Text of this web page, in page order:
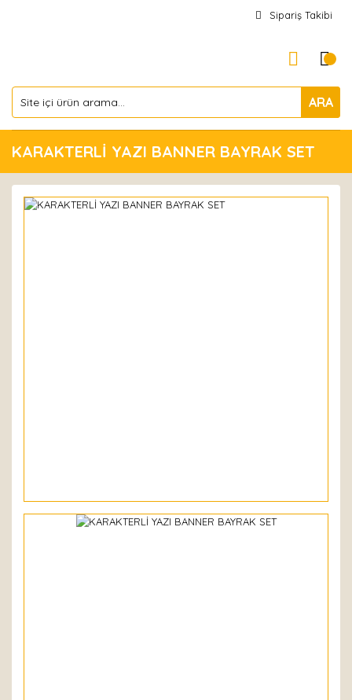
Sipariş Takibi
ARA
KARAKTERLİ YAZI BANNER BAYRAK SET